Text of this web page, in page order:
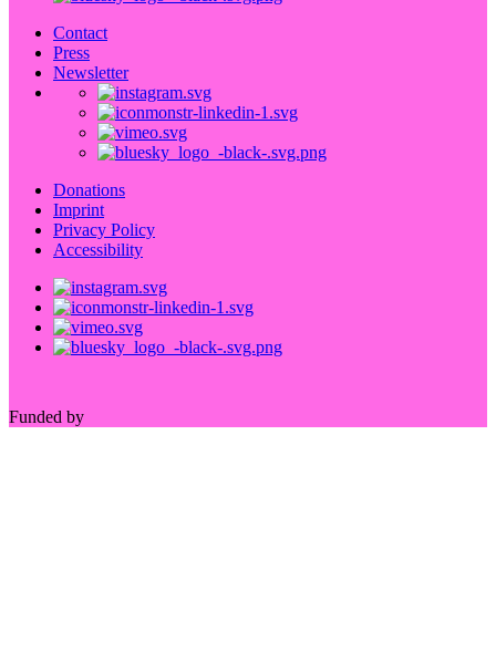
Contact
Press
Newsletter
Donations
Imprint
Privacy Policy
Accessibility
Funded by